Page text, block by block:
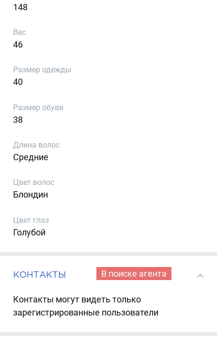
148
Вес
46
Размер одежды
40
Размер обуви
38
Длина волос
Средние
Цвет волос
Блондин
Цвет глаз
Голубой
КОНТАКТЫ В поиске агента
Контакты могут видеть только
зарегистрированные пользователи